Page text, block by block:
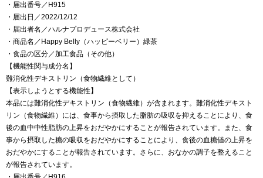
・届出番号／H915
・届出日／2022/12/12
・届出者名／ハルナプロデュース株式会社
・商品名／Happy Belly（ハッピーベリー）緑茶
・食品の区分／加工食品（その他）
【機能性関与成分名】
難消化性デキストリン（食物繊維として）
【表示しようとする機能性】
本品には難消化性デキストリン（食物繊維）が含まれます。難消化性デキスト
リン（食物繊維）には、食事から摂取した脂肪の吸収を抑えることにより、食
後の血中中性脂肪の上昇をおだやかにすることが報告されています。また、食
事から摂取した糖の吸収をおだやかにすることにより、食後の血糖値の上昇を
おだやかにすることが報告されています。さらに、おなかの調子を整えること
が報告されています。